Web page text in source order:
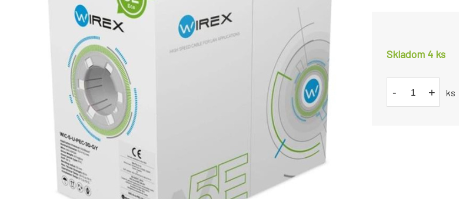
Skladom 4 ks
- + ks